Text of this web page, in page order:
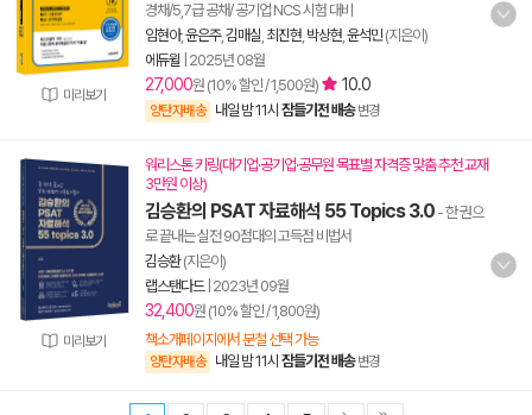
미리보기
경채/5,7급 공채/ 공기업 NCS 시험 대비
임현아,윤은주, 김매실 최진현 박상현 윤석민(지은이)
에듀윌 2025년 08월
27,000원 (10% 할인 / 1,500원) 10.0
양탄자배송 내일 밤 11시 잠들기전 배송 변경
미리보기
워리스톤 키링(대기업·공기업·공무원 목표별 자격증 맞춤 추천 교재
3만원 이상)
김승환의 PSAT 자료해석 55 Topics 3.0 - 한 권으
로 끝내는 실전 90점대의 고득점 비법서
김승환(지은이)
랩스탠다드| 2023년 09월
32,400원 (10% 할인 / 1,800원)
책소개페이지에서 분철 선택 가능
양탄자배송 내일 밤 11시 잠들기전 배송 변경